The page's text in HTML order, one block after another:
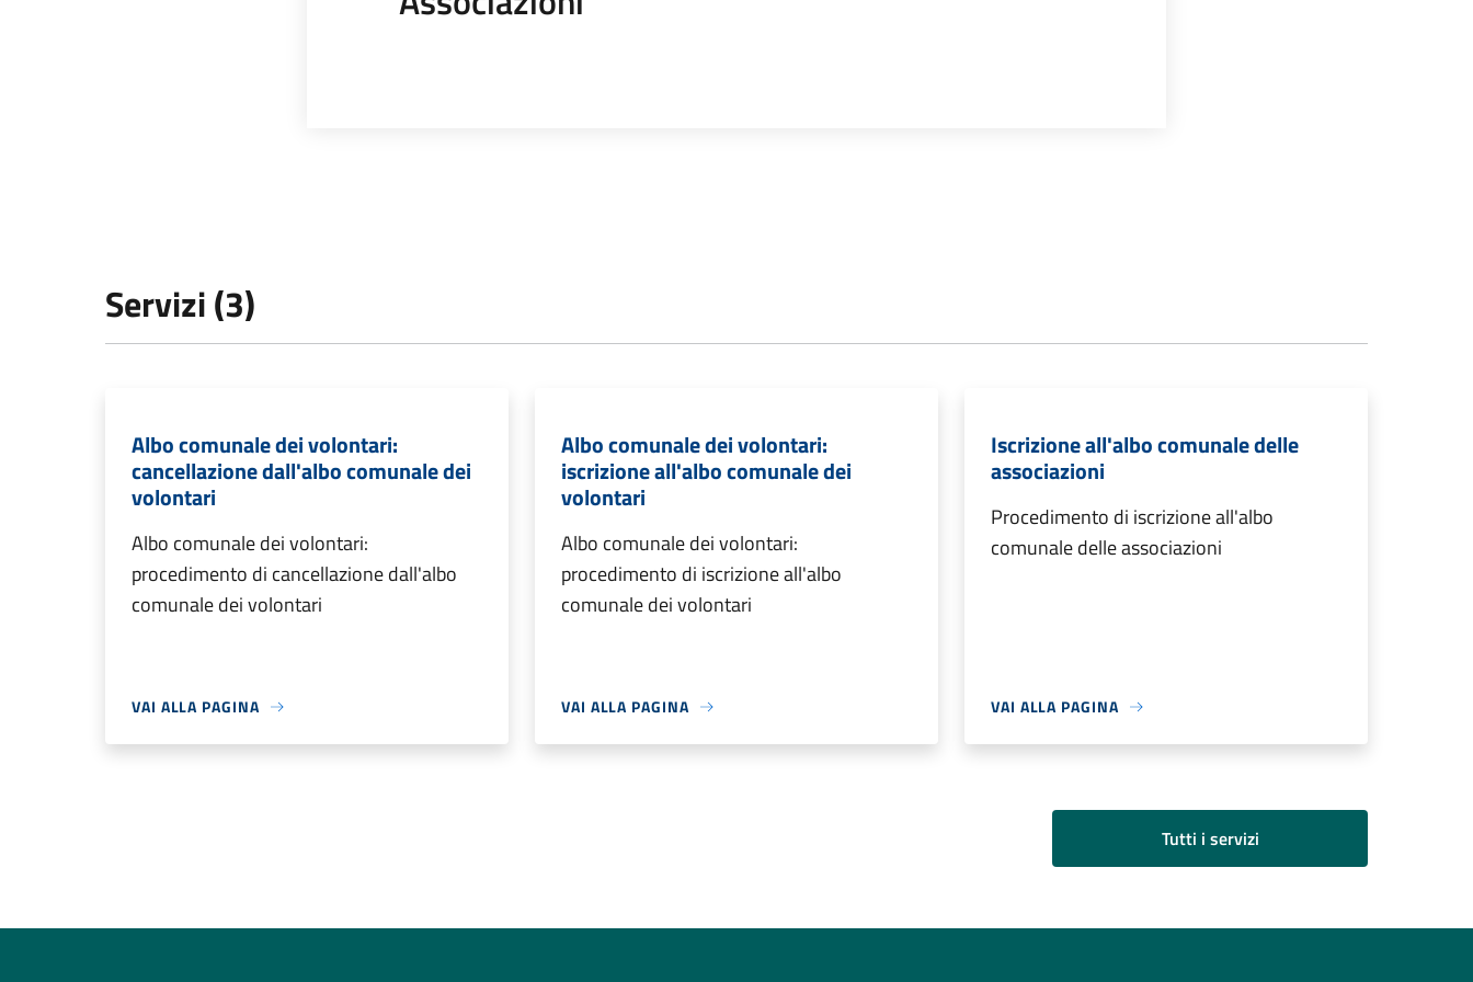
Servizi (3)
Albo comunale dei volontari:
cancellazione dall'albo comunale dei
volontari
Albo comunale dei volontari:
procedimento di cancellazione dall'albo
comunale dei volontari
VAI ALLA PAGINA
Albo comunale dei volontari:
iscrizione all'albo comunale dei
volontari
Albo comunale dei volontari:
procedimento di iscrizione all'albo
comunale dei volontari
VAI ALLA PAGINA
Iscrizione all'albo comunale delle
associazioni
Procedimento di iscrizione all'albo
comunale delle associazioni
VAI ALLA PAGINA
Tutti i servizi